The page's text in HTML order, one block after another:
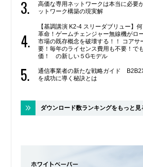
高価な専用ネットワークは本当に必要
ットワーク構築の現実解
【基調講演 K2-4 スリーダブリュー】
革命！ゲームチェンジャー無線機がロ
市場の既存概念を破壊する！！ コアサ
要！毎年のライセンス費用も不要！で
価！ の新しい５Gモデル
通信事業者の新たな戦略ガイド
を成功に導く秘訣とは
ダウンロード数ランキングをもっと見